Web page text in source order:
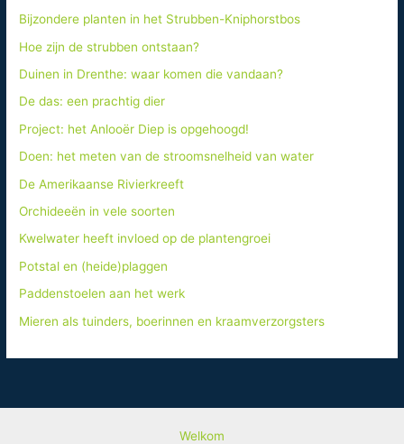
Bijzondere planten in het Strubben-Kniphorstbos
Hoe zijn de strubben ontstaan?
Duinen in Drenthe: waar komen die vandaan?
De das: een prachtig dier
Project: het Anlooër Diep is opgehoogd!
Doen: het meten van de stroomsnelheid van water
De Amerikaanse Rivierkreeft
Orchideeën in vele soorten
Kwelwater heeft invloed op de plantengroei
Potstal en (heide)plaggen
Paddenstoelen aan het werk
Mieren als tuinders, boerinnen en kraamverzorgsters
Welkom